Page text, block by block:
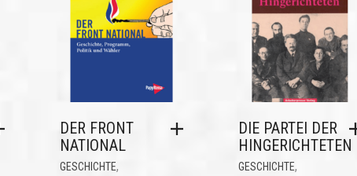
DER FRONT
NATIONAL
GESCHICHTE,
DIE PARTEI DER
HINGERICHTETEN
GESCHICHTE,